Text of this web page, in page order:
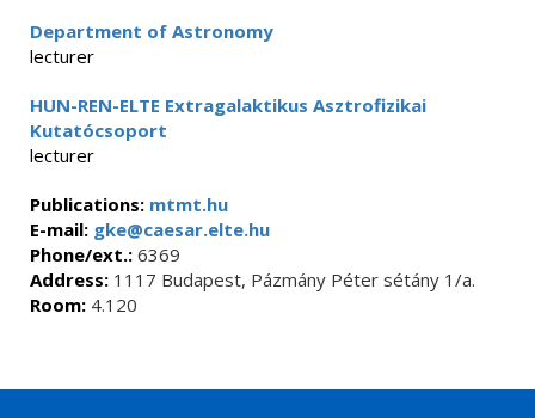
Department of Astronomy
lecturer
HUN-REN-ELTE Extragalaktikus Asztrofizikai
Kutatócsoport
lecturer
Publications: mtmt.hu
E-mail: gke@caesar.elte.hu
Phone/ext.: 6369
Address: 1117 Budapest, Pázmány Péter sétány 1/a.
Room: 4.120